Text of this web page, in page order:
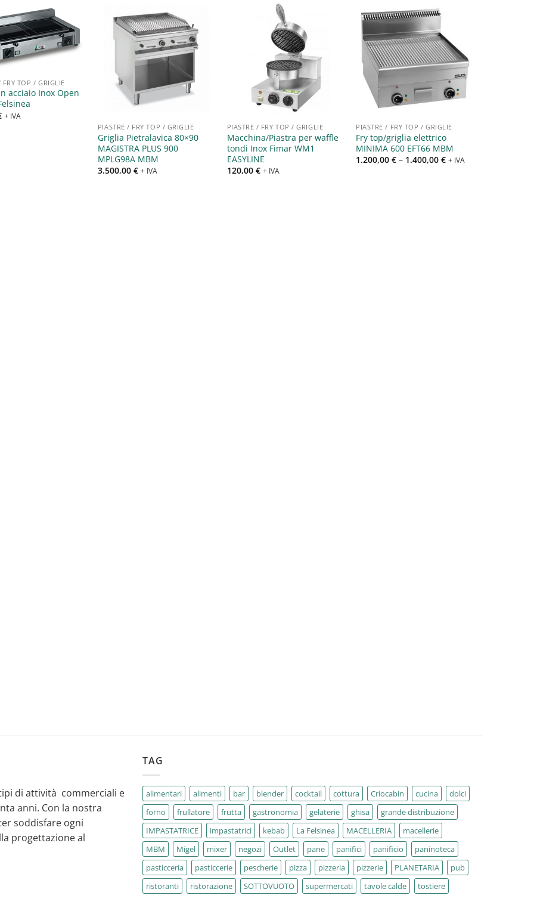
Aggiungi
FRY TOP / GRIGLIE
acciaio Inox Open
+ IVA
Aggiungi
desideri
PIASTRE / FRY TOP / GRIGLIE
Griglia Pietralavica 80×90
MAGISTRA PLUS 900
MPLG98A MBM
3.500,00 € + IVA
alla lista
desideri
PIASTRE / FRY TOP / GRIGLIE
Macchina/Piastra per waffle
tondi Inox Fimar WM1
EASYLINE
120,00 € + IVA
Aggiungi
alla lista
dei
desideri
PIASTRE / FRY TOP / GRIGLIE
Fry top/griglia elettrico
MINIMA 600 EFT66 MBM
1.200,00€ – 1.400,00€ + IVA
di attività commerciali e
anni. Con la nostra
soddisfare ogni
progettazione al
TAG
alimentari alimenti bar blender cocktail cottura Criocabin cucina
dolci
forno
frullatore frutta gastronomia gelaterie ghisa
grande distribuzione
IMPASTATRICE
impastatrici kebab La Felsinea MACELLERIA
macellerie
MBM
Migel mixer negozi Outlet pane panifici panificio
paninoteca
pasticceria
pasticcerie pescherie pizza pizzeria pizzerie PLANETARIA
pub
ristoranti
ristorazione SOTTOVUOTO supermercati tavole calde tostiere